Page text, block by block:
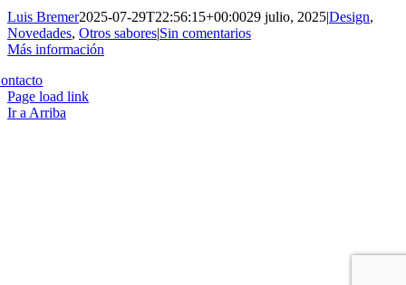
Luis Bremer2025-07-29T22:56:15+00:0029 julio, 2025|Design,
Novedades, Otros sabores|Sin comentarios
Más información
Page load link
Ir a Arriba